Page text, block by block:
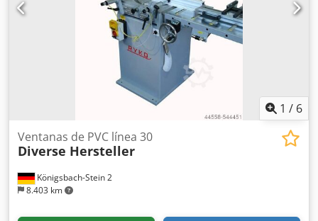
con sistemas de tope
1 / 6
Königsbach-Stein 2
8.403 km
Ventanas de PVC línea 30
Diverse Hersteller